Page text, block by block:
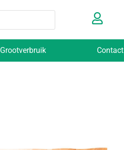
Grootverbruik Contact